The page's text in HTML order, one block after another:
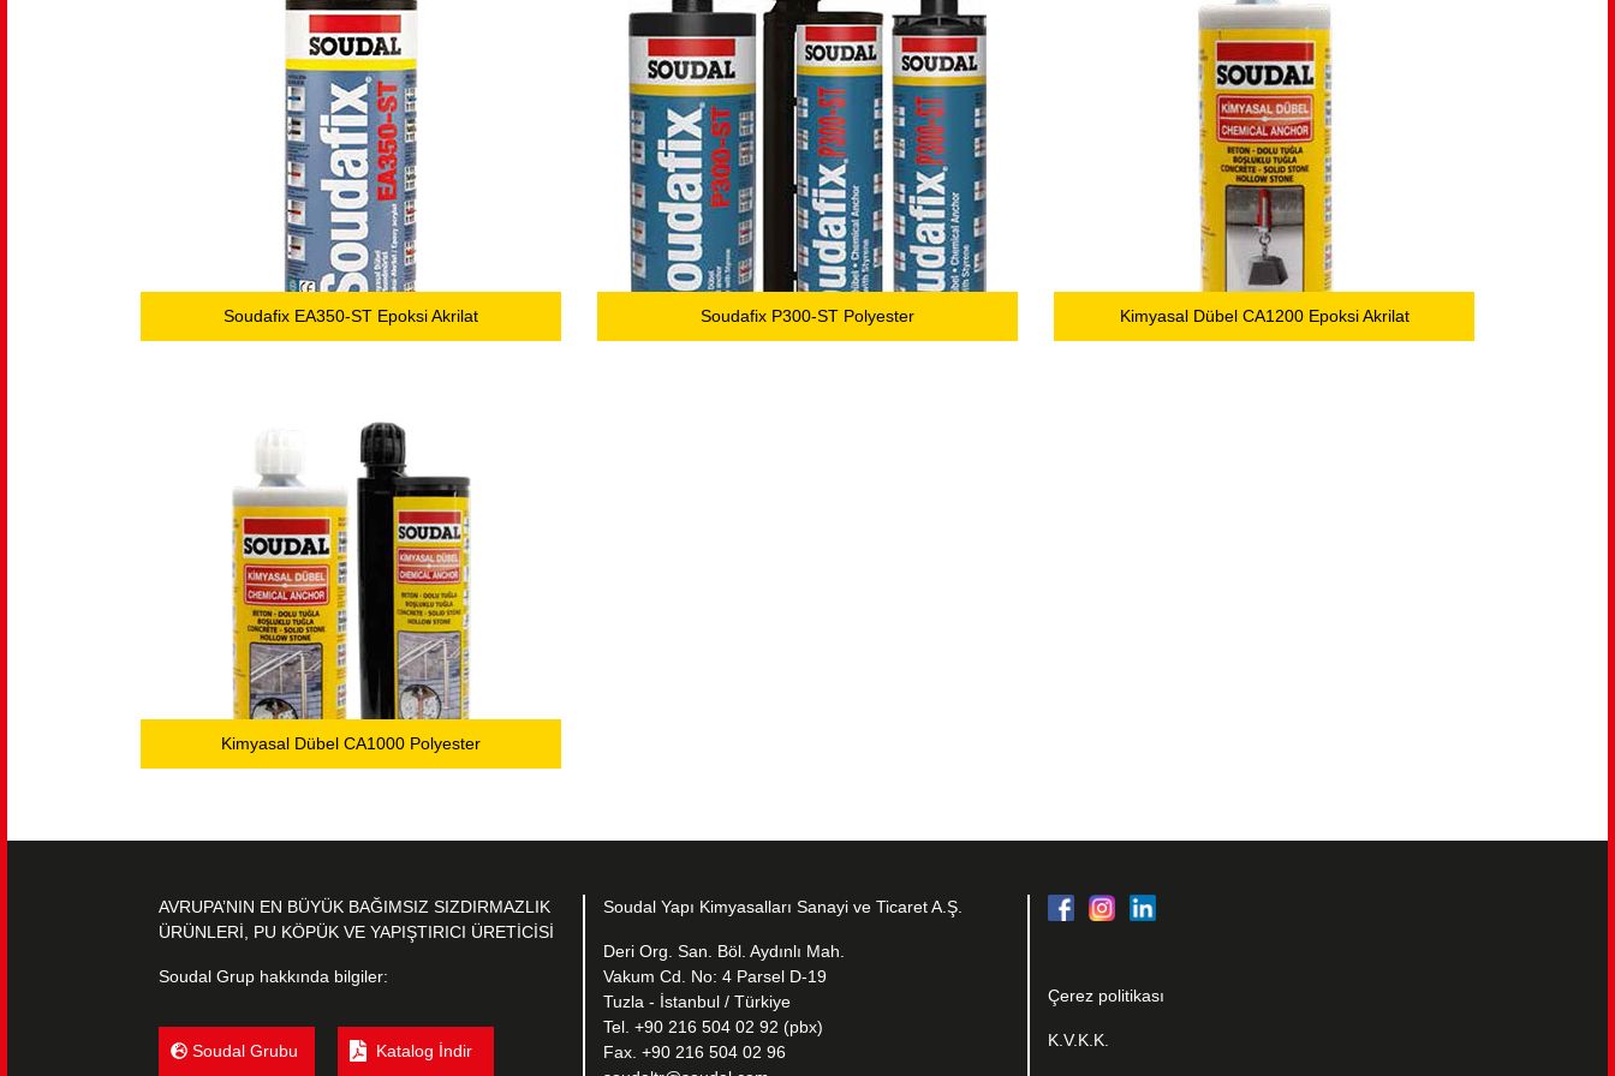
Soudafix EA350-ST Epoksi Akrilat Soudafix P300-ST Polyester Kimyasal Dübel CA1200 Epoksi Akrilat
Kimyasal Dübel CA1000 Polyester
AVRUPA’NIN EN BÜYÜK BAĞIMSIZ SIZDIRMAZLIK
ÜRÜNLERİ, PU KÖPÜK VE YAPIŞTIRICI ÜRETİCİSİ
Soudal Grup hakkında bilgiler:
Soudal Grubu Katalog İndir
Soudal Yapı Kimyasalları Sanayi ve Ticaret A.Ş.
Deri Org. San. Böl. Aydınlı Mah.
Vakum Cd. No: 4 Parsel D-19
Tuzla - İstanbul / Türkiye
Tel. +90 216 504 02 92 (pbx)
Fax. +90 216 504 02 96
Çerez politikası
K.V.K.K.